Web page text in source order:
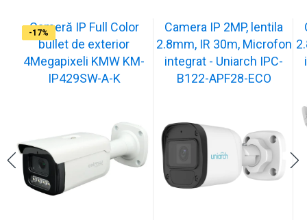
-13%
Cameră IP Full Color
bullet de exterior
4Megapixeli KMW KM-
IP429SW-A-K
-17%
Camera IP 2MP, lentila
2.8mm, IR 30m, Microfon
integrat - Uniarch IPC-
B122-APF28-ECO
-17%
-17%
-17%
-17%
-17%
-17%
-17%
-17%